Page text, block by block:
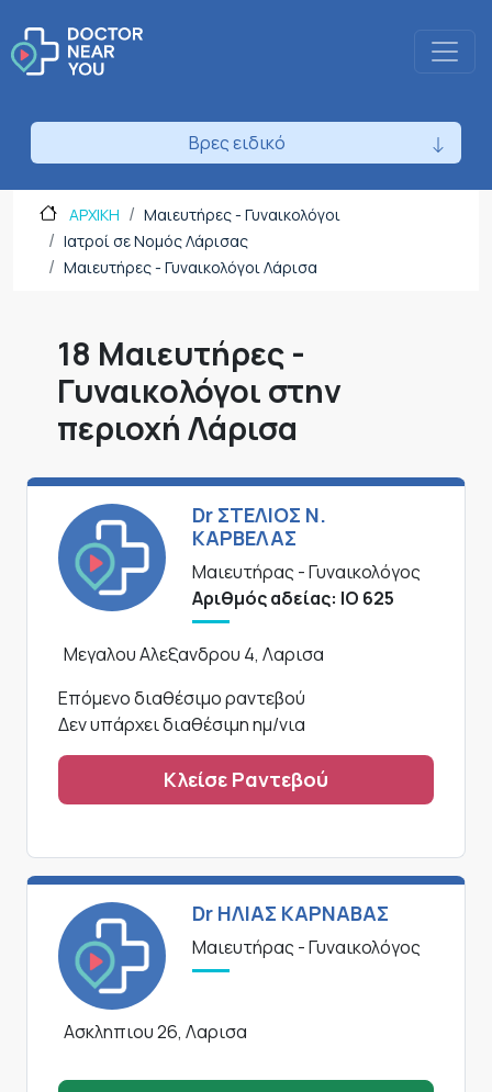
Βρες ειδικό
ΑΡΧΙΚΗ
Μαιευτήρες - Γυναικολόγοι
Ιατροί σε Νομός Λάρισας
Μαιευτήρες - Γυναικολόγοι Λάρισα
18 Μαιευτήρες -
Γυναικολόγοι στην
περιοχή Λάρισα
Dr ΣΤΕΛΙΟΣ Ν.
ΚΑΡΒΕΛΑΣ
Μαιευτήρας - Γυναικολόγος
Αριθμός αδείας: ΙΟ 625
Μεγαλου Αλεξανδρου 4, Λαρισα
Επόμενο διαθέσιμο ραντεβού
Δεν υπάρχει διαθέσιμη ημ/νια
Κλείσε Ραντεβού
Dr ΗΛΙΑΣ ΚΑΡΝΑΒΑΣ
Μαιευτήρας - Γυναικολόγος
Ασκληπιου 26, Λαρισα